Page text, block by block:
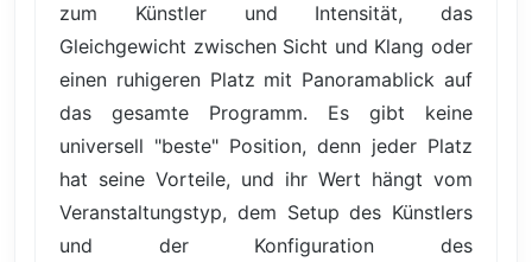
zum Künstler und Intensität, das
Gleichgewicht zwischen Sicht und Klang oder
einen ruhigeren Platz mit Panoramablick auf
das gesamte Programm. Es gibt keine
universell "beste" Position, denn jeder Platz
hat seine Vorteile, und ihr Wert hängt vom
Veranstaltungstyp, dem Setup des Künstlers
und der Konfiguration des